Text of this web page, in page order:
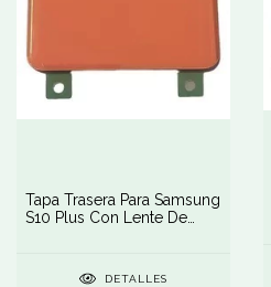
Tapa Trasera Para Samsung
S10 Plus Con Lente De
DETALLES